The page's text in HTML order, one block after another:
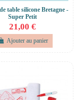
table silicone Bretagne -
Super Petit
21,00 €
Ajouter au panier